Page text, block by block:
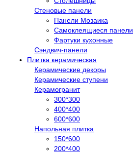
Стеновые панели
Панели Мозаика
Самоклеящиеся панели
Фартуки кухонные
Сэндвич-панели
Плитка керамическая
Керамические декоры
Керамические ступени
Керамогранит
300*300
400*400
600*600
Напольная плитка
150*600
200*400